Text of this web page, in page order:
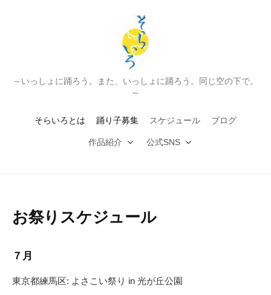
～いっしょに踊ろう。また、いっしょに踊ろう。同じ空の下で。
～
そらいろとは 踊り子募集 スケジュール ブログ
作品紹介 公式SNS
お祭りスケジュール
７月
東京都練馬区: よさこい祭り in 光が丘公園